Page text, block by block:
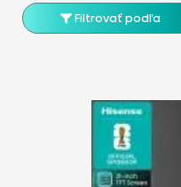
Filtrovať podľa